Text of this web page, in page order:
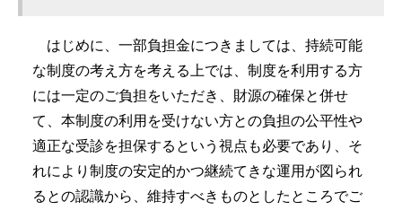
はじめに、一部負担金につきましては、持続可能
な制度の考え方を考える上では、制度を利用する方
には一定のご負担をいただき、財源の確保と併せ
て、本制度の利用を受けない方との負担の公平性や
適正な受診を担保するという視点も必要であり、そ
れにより制度の安定的かつ継続てきな運用が図られ
るとの認識から、維持すべきものとしたところでご